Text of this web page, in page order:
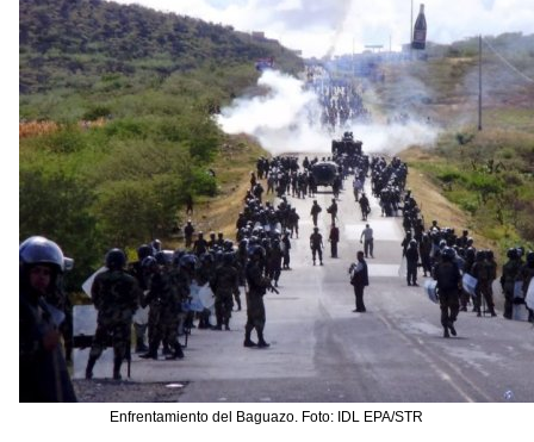
Enfrentamiento del Baguazo. Foto: IDL EPA/STR